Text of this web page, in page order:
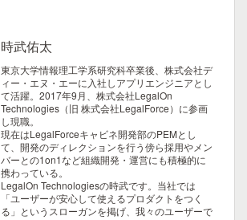
時武佑太
東京大学情報理工学系研究科卒業後、株式会社デ
ィー・エヌ・エーに入社しアプリエンジニアとし
て活躍。2017年9月、株式会社LegalOn
Technologies（旧 株式会社LegalForce）に参画
し現職。
現在はLegalForceキャビネ開発部のPEMとし
て、開発のディレクションを行う傍ら採用やメン
バーとの1on1など組織開発・運営にも積極的に
携わっている。
LegalOn Technologiesの時武です。当社では
「ユーザーが安心して使えるプロダクトをつく
る」というスローガンを掲げ、我々のユーザーで